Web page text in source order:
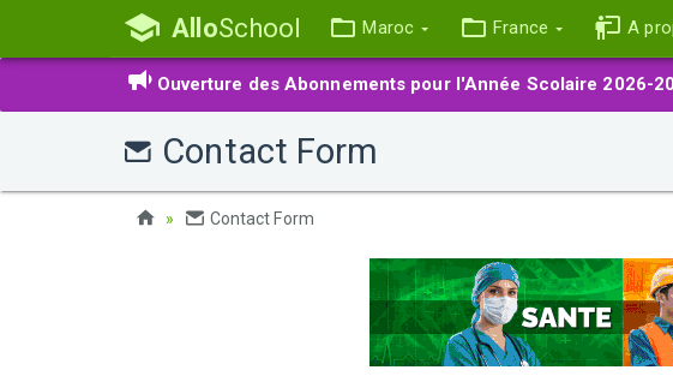
AlloSchool Maroc France A
Ouverture des Abonnements pour l'Année Scolaire 2026-
Contact Form
Contact Form